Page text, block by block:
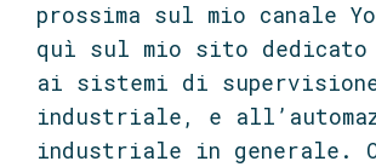
prossima sul mio canale
quì sul mio sito dedicato
ai sistemi di
industriale, e
industriale in generale.